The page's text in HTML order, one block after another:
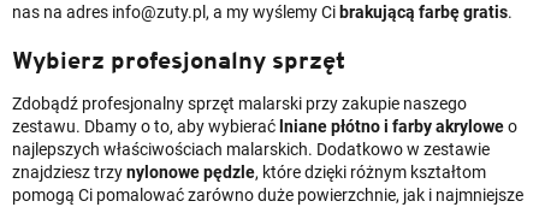
nas na adres info@zuty.pl, a my wyślemy Cibrakującą farbę gratis.
Wybierz profesjonalny sprzęt
Zdobądź profesjonalny sprzęt malarski przy zakupie naszego
zestawu. Dbamy o to, aby wybierać lniane płótno i farby akryloweo
najlepszych właściwościach malarskich. Dodatkowo w zestawie
znajdziesz trzynylonowe pędzle, które dzięki różnym kształtom
pomogą Ci pomalować zarówno duże powierzchnie, jak i najmniejsze